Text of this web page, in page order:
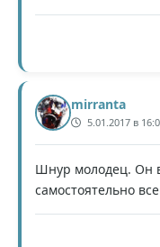
mirranta
5.01.2017 в
Шнур молодец. Он
самостоятельно